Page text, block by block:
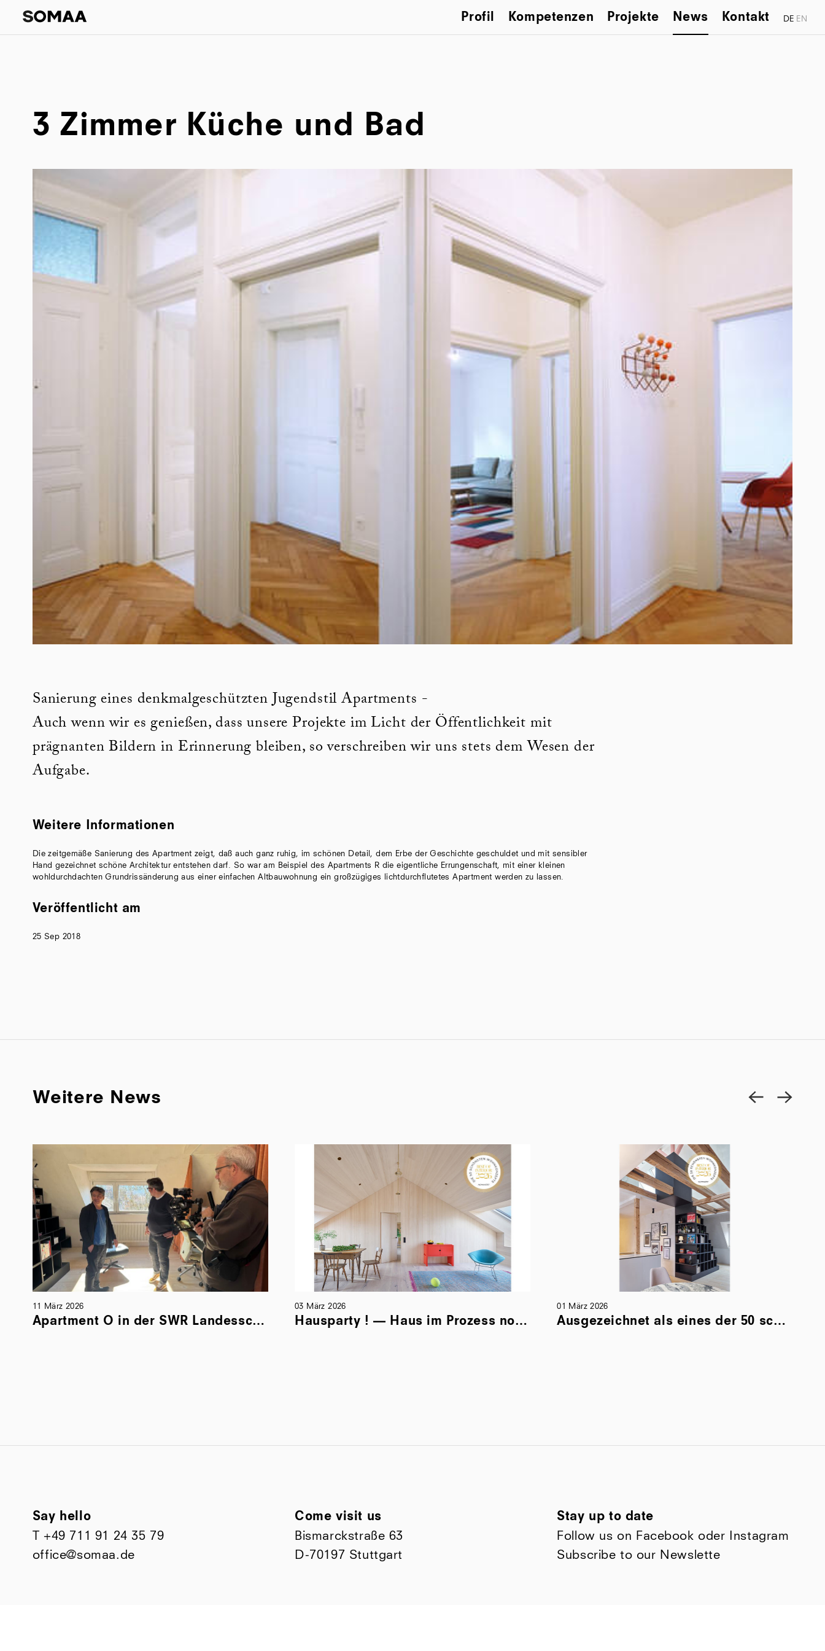
Profil Kompetenzen Projekte News Kontakt DE EN
3 Zimmer Küche und Bad
Sanierung eines denkmalgeschützten Jugendstil Apartments -
Auch wenn wir es genießen, dass unsere Projekte im Licht der Öffentlichkeit mit
prägnanten Bildern in Erinnerung bleiben, so verschreiben wir uns stets dem Wesen der
Aufgabe.
Weitere Informationen
Die zeitgemäße Sanierung des Apartment zeigt, daß auch ganz ruhig, im schönen Detail, dem Erbe der Geschichte geschuldet und mit sensibler
Hand gezeichnet schöne Architektur entstehen darf. So war am Beispiel des Apartments R die eigentliche Errungenschaft, mit einer kleinen
wohldurchdachten Grundrissänderung aus einer einfachen Altbauwohnung ein großzügiges lichtdurchflutetes Apartment werden zu lassen.
Veröffentlicht am
25 Sep 2018
Weitere News
Apartment O in der SWR Landesschau Baden-Württemberg
03 März 2026
Hausparty ! — Haus im Prozess nominiert für Best of Interior 2026
01 März 2026
Ausgezeichnet als eines der 50 schönsten Wohnkonzepte
15 Dez. 2025
Say hello
+49 711 91 24 35 79
office@somaa.de
Come visit us
Bismarckstraße 63
D-70197 Stuttgart
Stay up to date
Follow us on Facebook oder
Instagram
Subscribe to our Newslette